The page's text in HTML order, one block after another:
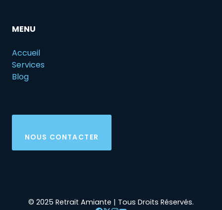
MENU
Accueil
Services
Blog
NOUS CONTACTER
© 2025 Retrait Amiante | Tous Droits Réservés.